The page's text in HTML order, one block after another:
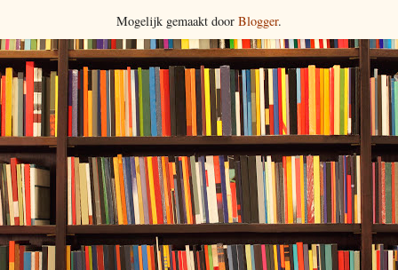
Mogelijk gemaakt door Blogger.